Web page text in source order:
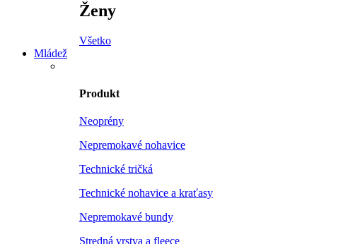
Ženy
Všetko
Mládež
Produkt
Neoprény
Nepremokavé nohavice
Technické tričká
Technické nohavice a kraťasy
Nepremokavé bundy
Stredná vrstva a fleece